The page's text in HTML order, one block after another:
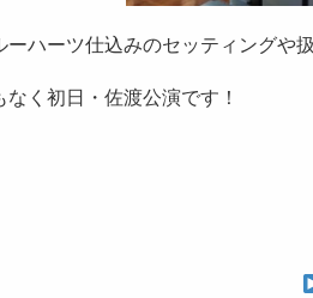
ーハーツ仕込みのセッティングや
なく初日・佐渡公演です！